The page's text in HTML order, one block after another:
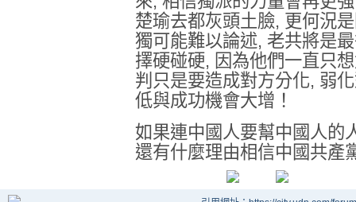
楚瑜去都灰頭土臉, 更何況
獨可能難以論述, 老共將是
擇硬碰硬, 因為他們一直只
判只是要造成對方分化, 弱
低與成功機會大增！
如果連中國人要幫中國人的
還有什麼理由相信中國共產